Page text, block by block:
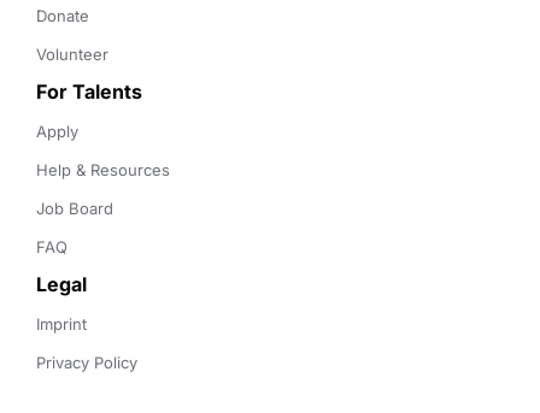
Donate
Volunteer
For Talents
Apply
Help & Resources
Job Board
FAQ
Legal
Imprint
Privacy Policy